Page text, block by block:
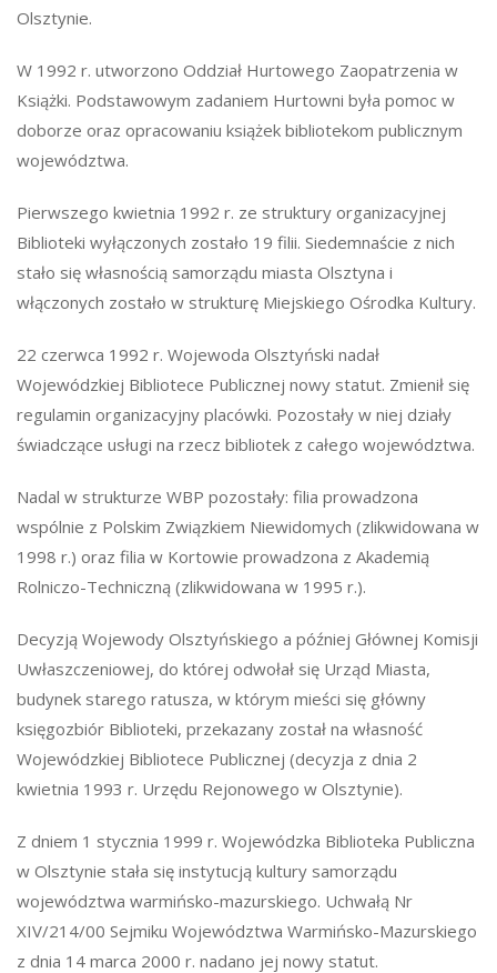
Olsztynie.
W 1992 r. utworzono Oddział Hurtowego Zaopatrzenia w
Książki. Podstawowym zadaniem Hurtowni była pomoc w
doborze oraz opracowaniu książek bibliotekom publicznym
województwa.
Pierwszego kwietnia 1992 r. ze struktury organizacyjnej
Biblioteki wyłączonych zostało 19 filii. Siedemnaście z nich
stało się własnością samorządu miasta Olsztyna i
włączonych zostało w strukturę Miejskiego Ośrodka Kultury.
22 czerwca 1992 r. Wojewoda Olsztyński nadał
Wojewódzkiej Bibliotece Publicznej nowy statut. Zmienił się
regulamin organizacyjny placówki. Pozostały w niej działy
świadczące usługi na rzecz bibliotek z całego województwa.
Nadal w strukturze WBP pozostały: filia prowadzona
wspólnie z Polskim Związkiem Niewidomych (zlikwidowana w
1998 r.) oraz filia w Kortowie prowadzona z Akademią
Rolniczo-Techniczną (zlikwidowana w 1995 r.).
Decyzją Wojewody Olsztyńskiego a później Głównej Komisji
Uwłaszczeniowej, do której odwołał się Urząd Miasta,
budynek starego ratusza, w którym mieści się główny
księgozbiór Biblioteki, przekazany został na własność
Wojewódzkiej Bibliotece Publicznej (decyzja z dnia 2
kwietnia 1993 r. Urzędu Rejonowego w Olsztynie).
Z dniem 1 stycznia 1999 r. Wojewódzka Biblioteka Publiczna
w Olsztynie stała się instytucją kultury samorządu
województwa warmińsko-mazurskiego. Uchwałą Nr
XIV/214/00 Sejmiku Województwa Warmińsko-Mazurskiego
z dnia 14 marca 2000 r. nadano jej nowy statut.